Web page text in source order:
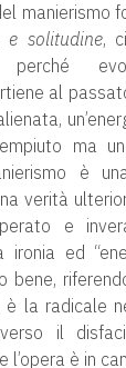
manierismo
e solitudine,
al
ma
è
verità
e
ironia ed
è la radicale
il
l’opera è in